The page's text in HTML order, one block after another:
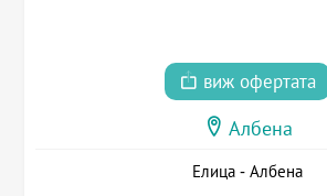
виж офертата
Албена
Елица - Албена